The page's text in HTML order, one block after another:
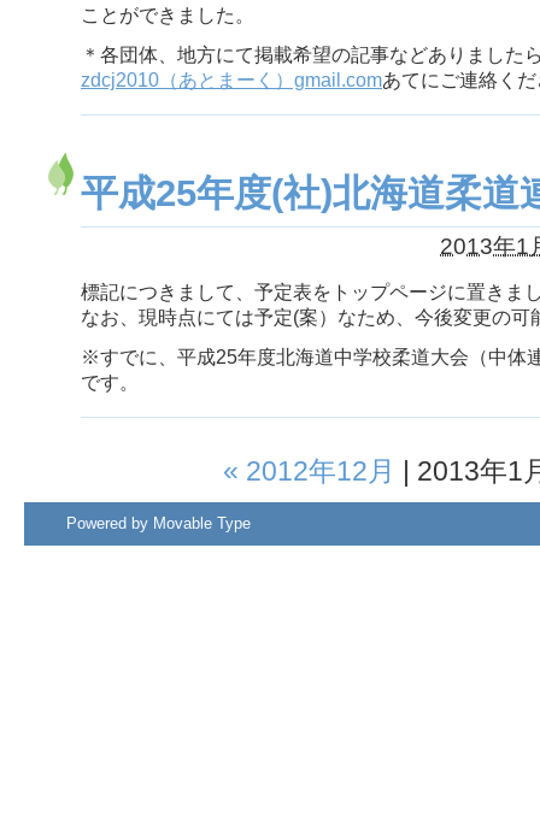
ことができました。
＊各団体、地方にて掲載希望の記事などありました
zdcj2010（あとまーく）gmail.comあてにご連絡く
平成25年度(社)北海道柔道
2013年1
標記につきまして、予定表をトップページに置きま
なお、現時点にては予定(案）なため、今後変更の
※すでに、平成25年度北海道中学校柔道大会（中体
です。
« 2012年12月 | 2013年1
Powered by Movable Type